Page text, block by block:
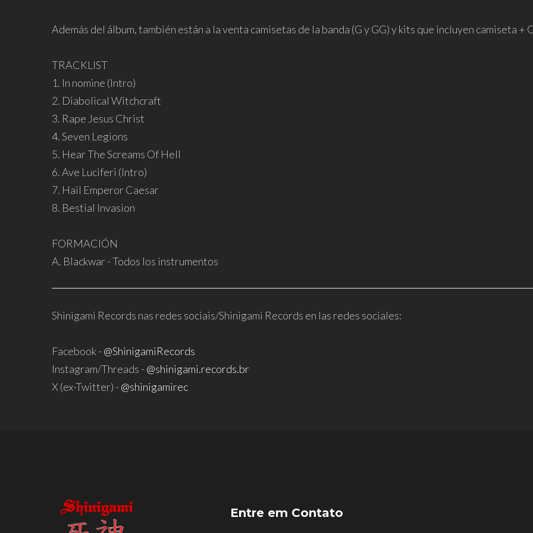
Además del álbum, también están a la venta camisetas de la banda (G y GG) y kits que incluyen camiseta +
TRACKLIST
1. In nomine (Intro)
2. Diabolical Witchcraft
3. Rape Jesus Christ
4. Seven Legions
5. Hear The Screams Of Hell
6. Ave Luciferi (Intro)
7. Hail Emperor Caesar
8. Bestial Invasion
FORMACIÓN
A. Blackwar - Todos los instrumentos
Shinigami Records nas redes sociais/Shinigami Records en las redes sociales:
Facebook - @ShinigamiRecords
Instagram/Threads - @shinigami.records.br
X (ex-Twitter) - @shinigamirec
Entre em Contato